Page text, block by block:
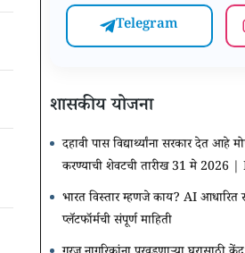
Telegram
शासकीय योजना
दहावी पास विद्यार्थ्यांना सरकार देत
करण्याची शेवटची तारीख 31 मे
भारत विस्तार म्हणजे काय? AI आधारित
प्लॅटफॉर्मची संपूर्ण माहिती